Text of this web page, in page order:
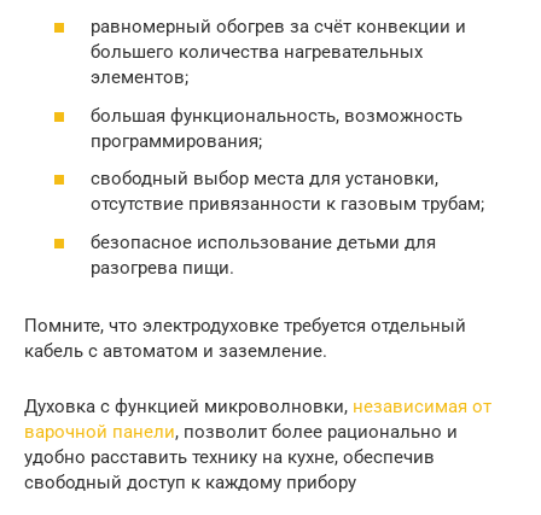
равномерный обогрев за счёт конвекции и
большего количества нагревательных
элементов;
большая функциональность, возможность
программирования;
свободный выбор места для установки,
отсутствие привязанности к газовым трубам;
безопасное использование детьми для
разогрева пищи.
Помните, что электродуховке требуется отдельный
кабель с автоматом и заземление.
Духовка с функцией микроволновки, независимая от
варочной панели, позволит более рационально и
удобно расставить технику на кухне, обеспечив
свободный доступ к каждому прибору